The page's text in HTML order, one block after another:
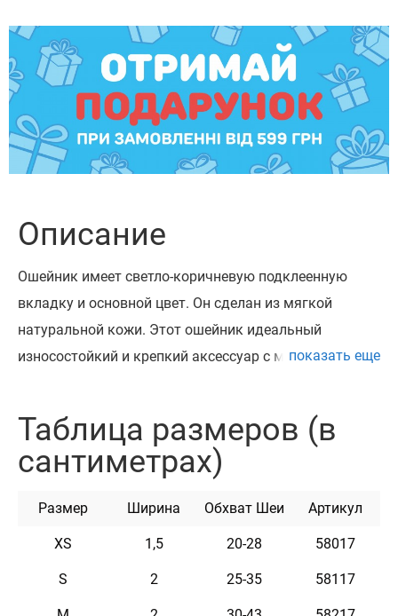
Описание
Ошейник имеет светло-коричневую подклеенную
вкладку и основной цвет. Он сделан из мягкой
натуральной кожи. Этот ошейник идеальный
износостойкий и крепкий аксессуар с мягкой,
Сочетание высококачественной кожи и прочной
металлической фурнитуры – залог длительной
дома, так и на улице во время прогулок.
Металлическое полукольцо служит надежным
креплением для поводка. Подходит для любых пород
показать еще
Таблица размеров (в
сантиметрах)
Размер Ширина Обхват Шеи Артикул
XS 1,5 20-28 58017
S 2 25-35 58117